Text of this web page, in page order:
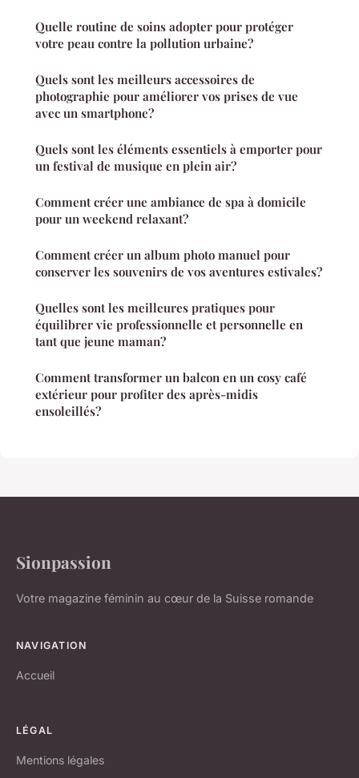
Quelle routine de soins adopter pour protéger
votre peau contre la pollution urbaine?
Quels sont les meilleurs accessoires de
photographie pour améliorer vos prises de vue
avec un smartphone?
Quels sont les éléments essentiels à emporter pour
un festival de musique en plein air?
Comment créer une ambiance de spa à domicile
pour un weekend relaxant?
Comment créer un album photo manuel pour
conserver les souvenirs de vos aventures estivales?
Quelles sont les meilleures pratiques pour
équilibrer vie professionnelle et personnelle en
tant que jeune maman?
Comment transformer un balcon en un cosy café
extérieur pour profiter des après-midis
ensoleillés?
Sionpassion
Votre magazine féminin au cœur de la Suisse romande
NAVIGATION
Accueil
LÉGAL
Mentions légales